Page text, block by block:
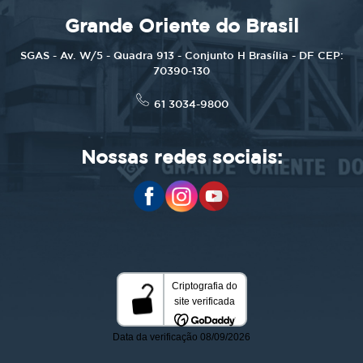
Grande Oriente do Brasil
SGAS - Av. W/5 - Quadra 913 - Conjunto H Brasília - DF CEP:
70390-130
61 3034-9800
Nossas redes sociais: